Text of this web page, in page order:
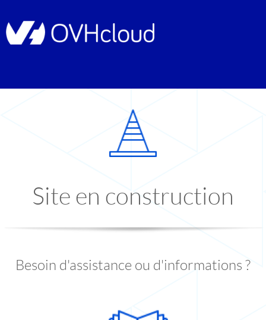
Site en construction
Besoin d'assistance ou d'informations ?